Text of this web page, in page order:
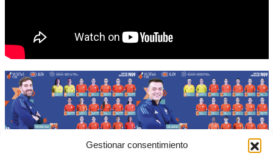
Gestionar consentimiento